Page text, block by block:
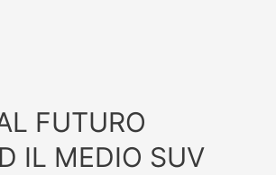
FUTURO
IL MEDIO SUV